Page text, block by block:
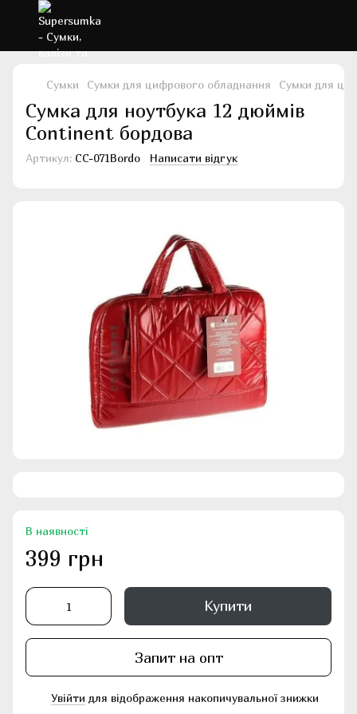
Сумки Сумки для цифрового обладнання Сумки для
Сумка для ноутбука 12 дюймів
Continent бордова
Артикул: CC-071Bordo Написати відгук
В наявності
399 грн
Купити
Запит на опт
Увійти для відображення накопичувальної знижки